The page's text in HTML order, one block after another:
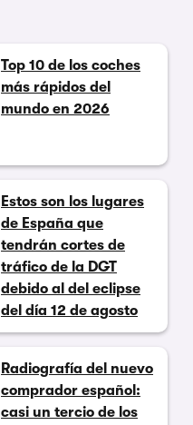
Top 10 de los coches
más rápidos del
mundo en 2026
Estos son los lugares
de España que
tendrán cortes de
tráfico de la DGT
debido al del eclipse
del día 12 de agosto
Radiografía del nuevo
comprador español:
casi un tercio de los